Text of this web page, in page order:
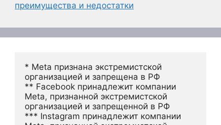
преимущества и недостатки
* Meta признана экстремистской
организацией и запрещена в РФ
** Facebook принадлежит компании
Meta, признанной экстремистской
организацией и запрещенной в РФ
*** Instagram принадлежит компании